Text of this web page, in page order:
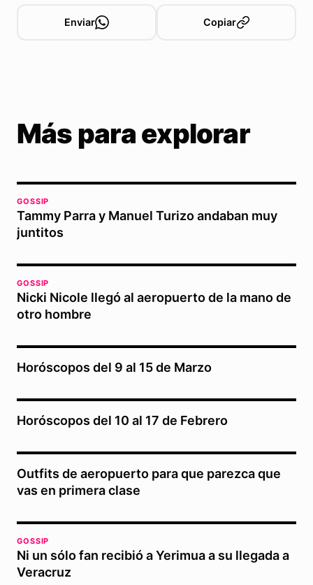
Enviar Copiar
Más para explorar
GOSSIP
Tammy Parra y Manuel Turizo andaban muy
juntitos
GOSSIP
Nicki Nicole llegó al aeropuerto de la mano de
otro hombre
Horóscopos del 9 al 15 de Marzo
Horóscopos del 10 al 17 de Febrero
Outfits de aeropuerto para que parezca que
vas en primera clase
GOSSIP
Ni un sólo fan recibió a Yerimua a su llegada a
Veracruz